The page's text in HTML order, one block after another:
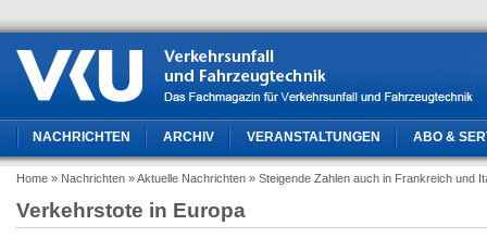
NACHRICHTEN ARCHIV VERANSTALTUNGEN ABO &
Home » Nachrichten » Aktuelle Nachrichten » Steigende Zahlen auch in Frankreich und
Verkehrstote in Europa